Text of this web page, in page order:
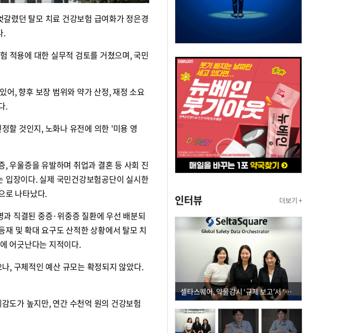
렸던 탈모 치료 건강보험 급여화가 정은경
.
적용에 대한 실무적 검토를 거쳤으며, 국민
어, 향후 보장 범위와 약가 산정, 재정 소요
.
할 것인지, 노화나 유전에 의한 '미용 영
우울증을 유발하며 취업과 결혼 등 사회 진
장이다. 실제 국민건강보험공단이 실시한
로 나타났다.
직결된 중증·위중증 질환에 우선 배분되
및 확대 요구도 산적한 상황에서 탈모 치
어긋난다는 지적이다.
, 구체적인 예산 규모는 확정되지 않았다.
도가 높지만, 연간 수천억 원의 건강보험
인터뷰 더보기 +
셀타스퀘어, 약물감시 ‘규제 보고’서 ‘데이터 의사결정’으로 "PVX 전환 요구 커진다"